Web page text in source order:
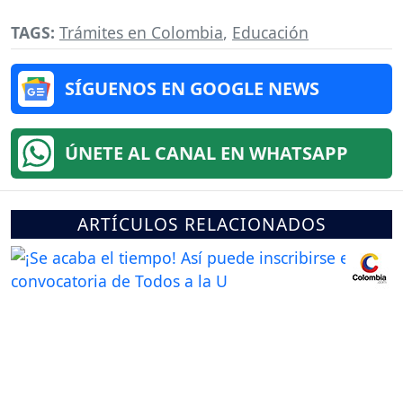
TAGS: Trámites en Colombia, Educación
SÍGUENOS EN GOOGLE NEWS
ÚNETE AL CANAL EN WHATSAPP
ARTÍCULOS RELACIONADOS